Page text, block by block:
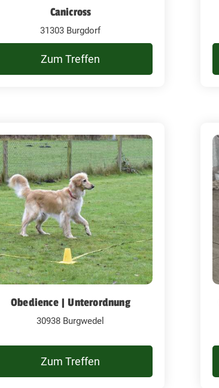
Canicross
31303 Burgdorf
Zum Treffen
Obedience | Unterordnung
30938 Burgwedel
Zum Treffen